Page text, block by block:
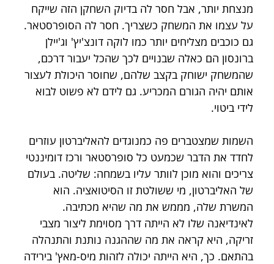
מנצחת יותר, אבל חסר לה בדיוק השחקן הזה שייקח
על עצמו את המשחק כשצריך. חסר לה הסופרסטאר.
גם כוכבים מצליחים יותר כמו לוקה דונצ'יץ' וג'יילן
ברונסון הם כאלה שבנויים לכך שהכל יעבור דרכם,
שהמשחק ישוחק בקצב שלהם, שחוסר היכולת לעצור
אותם יהיה הגורם המכריע. גם לידם לא פשוט לבוא
לידי ביטוי.
השמות שמצטברים פה כמנוגדים להאליברטון עוזרים
לחדד את הדבר שכמעט כל סופרסטאר ורכז דומיננטי
צריכים והוא מוכן לוותר עליו בשמחה: שליטה. בעולם
של האליברטון, מי ששולטת זו הסיטואציה. הוא
המשרת שלה, מממש את מה שהיא מכתיבה.
לאינדיאנה שלו לא הייתה דרך מסוימת ליצור מצבי
זריקה, היא קראה את מה שההגנה נותנת והתנהלה
בהתאם. כך, היא הייתה יכולה לזהות מיס-מאץ' בירידה